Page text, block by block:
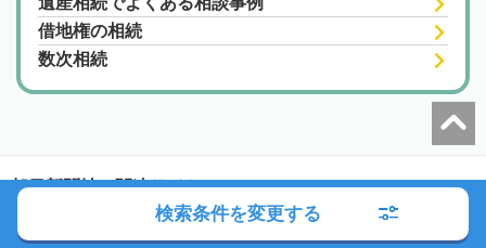
借地権の相続
数次相続
検索条件を変更する
朝日新聞社の関連サイト